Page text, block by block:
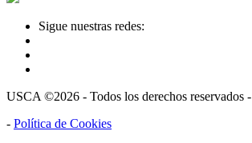
Sigue nuestras redes:
USCA ©2026 - Todos los derechos reservados -
- Política de Cookies